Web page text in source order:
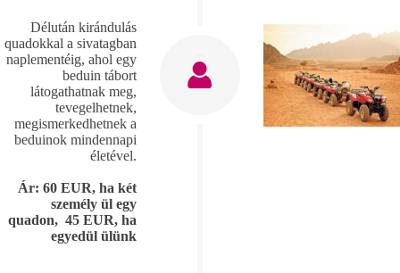
Délután kirándulás
quadokkal a sivatagban
naplementéig, ahol egy
beduin tábort
látogathatnak meg,
tevegelhetnek,
megismerkedhetnek a
beduinok mindennapi
életével.
Ár: 60 EUR, ha két
személy ül egy
quadon, 45 EUR, ha
egyedül ülünk